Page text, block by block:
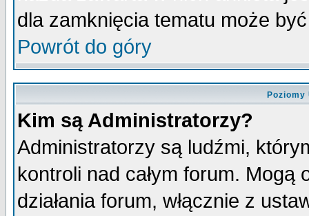
dla zamknięcia tematu może
Powrót do góry
Kim są Administratorzy?
Administratorzy są ludźmi,
kontroli nad całym forum.
działania forum, włącznie z